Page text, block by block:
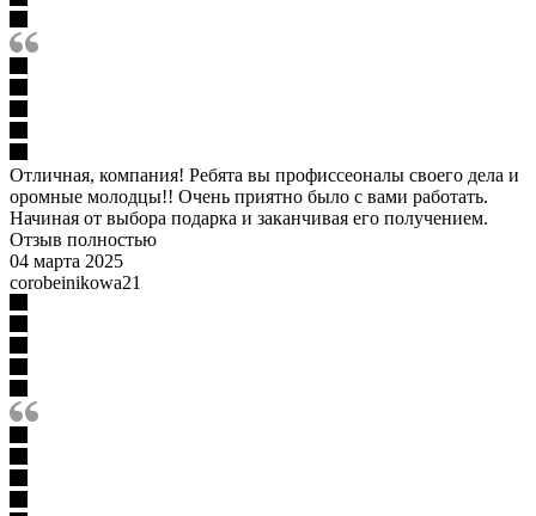
Отличная, компания! Ребята вы профиссеоналы своего дела и
оромные молодцы!! Очень приятно было с вами работать.
Начиная от выбора подарка и заканчивая его получением.
Отзыв полностью
04 марта 2025
corobeinikowa21